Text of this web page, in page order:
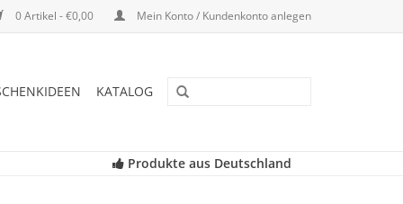
0 Artikel - €0,00 Mein Konto / Kundenkonto anlegen
KATALOG
Produkte aus Deutschland